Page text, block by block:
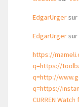
EdgarUrgersur
EdgarUrgersur
https://
q=https://
q=http://
q=https://
CURREN